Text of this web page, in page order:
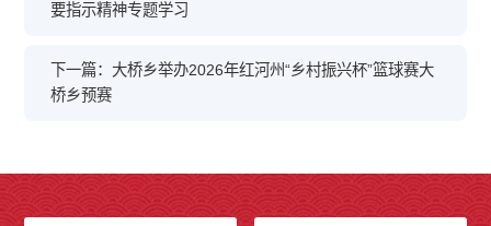
要指示精神专题学习
下一篇：大桥乡举办2026年红河州“乡村振兴杯”篮球赛大
桥乡预赛